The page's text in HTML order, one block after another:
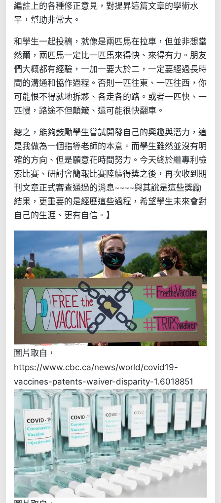
編註上的各種修正意見，對提昇這篇文章的學術水
平，幫助非常大。
和學生一起投稿，就像是兩匹馬在拉車，但並非想當
然爾，兩匹馬一定比一匹馬來得快、來得有力。朋友
們大概都有經驗，一加一要大於二，一定要經過長時
間的溝通和協作過程。否則一匹往東、一匹往西，你
可能恨不得就地拆夥、各走各的路。或者一匹快、一
匹慢，路途不但顛簸、還可能很快翻車。
總之，能夠鼓勵學生嘗試開發自己的興趣與潛力，這
是我做為一個指導老師的本意。而學生雖然並沒有明
確的方向、但是願意花時間努力。今天終於繼專利檢
索比賽、研討會簡報比賽陸續得獎之後，再次收到期
刊文章正式審查通過的消息~~~~與其說是這些獎勵
結果，更重要的是經歷這些過程，希望學生未來會對
自己的生涯、更有自信。】
圖片取自，
https://www.cbc.ca/news/world/covid19-
vaccines-patents-waiver-disparity-1.6018851